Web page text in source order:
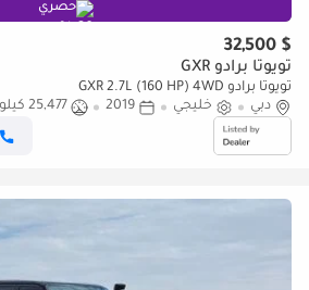
حصري
$ 32,500
تويوتا برادو GXR
تويوتا برادو GXR 2.7L (160 HP) 4WD
دبي
خليجي 2019
25,477 كيلومتر